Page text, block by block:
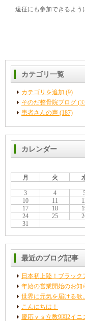
遠征にも参加できるよう
カテゴリ一覧
カテゴリを追加 (9)
そのだ整骨院ブログ
患者さんの声 (187)
カレンダー
月
火
3
4
10
11
17
18
24
25
31
最近のブログ記事
日本初上陸！ブラック
年始の営業開始のお知
世界に元気を届ける歌
こんにちは！
慶応ｖｓ立教9回2イ